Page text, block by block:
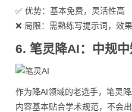
✅ 优势：基本免费，灵活性高
❌ 局限：需熟练写提示词，效
6. 笔灵降AI：中规
作为降AI领域的老选手，笔灵
内容基本贴合学术规范，不会